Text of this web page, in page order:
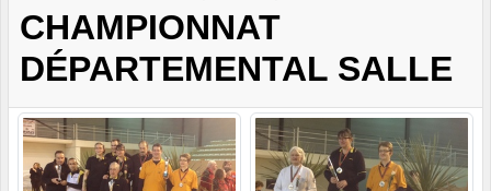
CHAMPIONNAT
DÉPARTEMENTAL SALLE